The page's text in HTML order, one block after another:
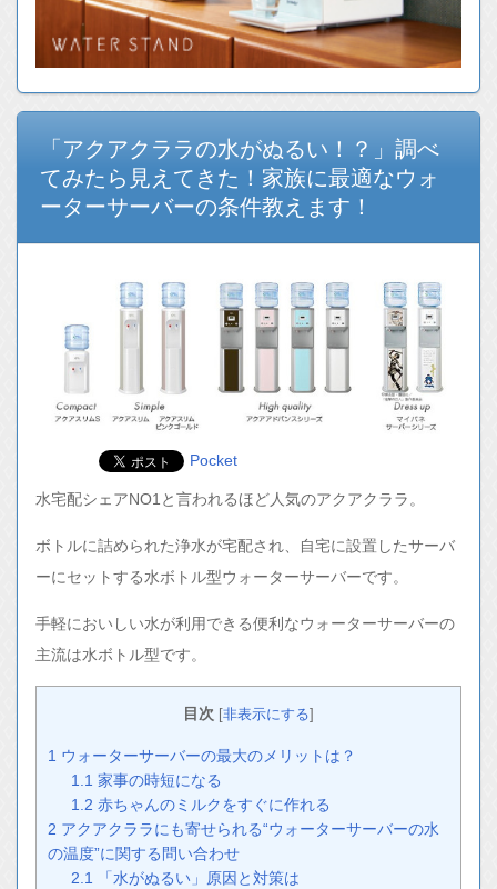
「アクアクララの水がぬるい！？」調べ
てみたら見えてきた！家族に最適なウォ
ーターサーバーの条件教えます！
Pocket
水宅配シェアNO1と言われるほど人気のアクアクララ。
ボトルに詰められた浄水が宅配され、自宅に設置したサーバ
ーにセットする水ボトル型ウォーターサーバーです。
手軽においしい水が利用できる便利なウォーターサーバーの
主流は水ボトル型です。
目次 非表示にする
1 ウォーターサーバーの最大のメリットは？
1.1 家事の時短になる
1.2 赤ちゃんのミルクをすぐに作れる
2 アクアクララにも寄せられる“ウォーターサーバーの水
の温度”に関する問い合わせ
2.1 「水がぬるい」原因と対策は